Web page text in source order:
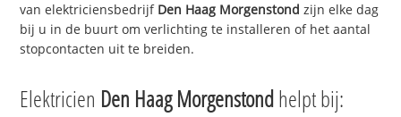
van elektriciensbedrijf Den Haag Morgenstond zijn elke dag
bij u in de buurt om verlichting te installeren of het aantal
stopcontacten uit te breiden.
Elektricien Den Haag Morgenstondhelpt bij: